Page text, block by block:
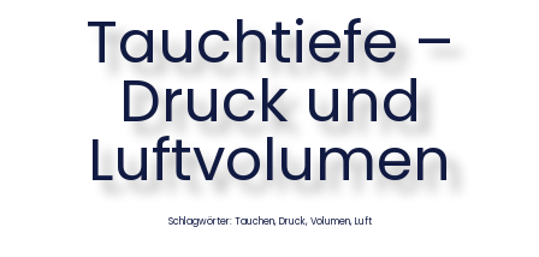
Tauchtiefe –
Druck und
Luftvolumen
Schlagwörter: Tauchen, Druck, Volumen, Luft